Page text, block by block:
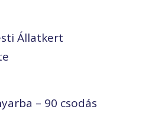
Állatkert
– 90 csodás